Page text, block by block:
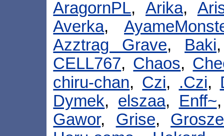
AragornPL, Arika,
Averka,
Azztrag Grave, Baki
CELL767, Chaos,
chiru-chan, Czi, .Czi,
Dymek, elszaa, Enff~
Gawor, Grise,